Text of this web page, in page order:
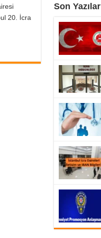
20. İcra
Son Yazılar